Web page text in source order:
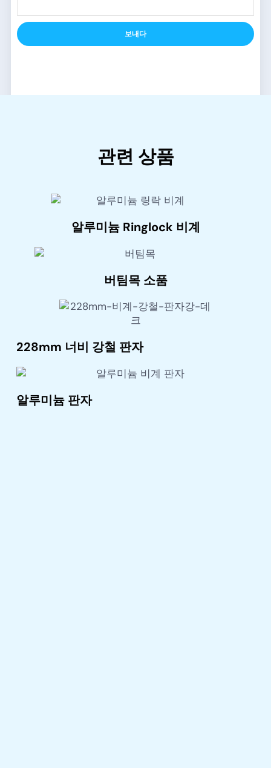
보내다
관련 상품
알루미늄 Ringlock 비계
버팀목 소품
228mm 너비 강철 판자
알루미늄 판자